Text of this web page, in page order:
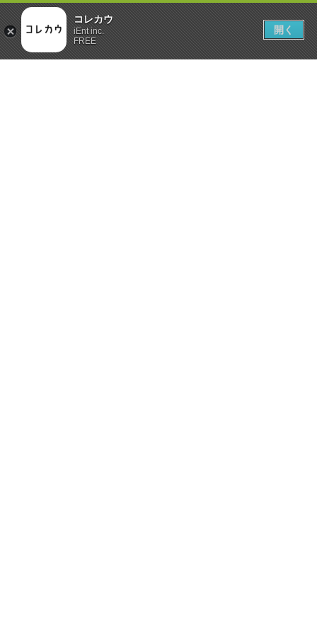
コレカウ
iEnt inc.
FREE
開く